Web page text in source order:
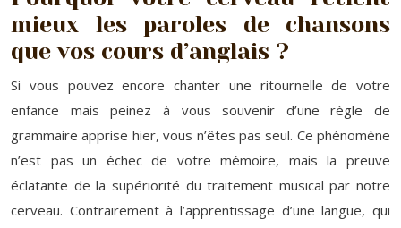
mieux les paroles de chansons
que vos cours d’anglais ?
Si vous pouvez encore chanter une ritournelle de votre
enfance mais peinez à vous souvenir d’une règle de
grammaire apprise hier, vous n’êtes pas seul. Ce phénomène
n’est pas un échec de votre mémoire, mais la preuve
éclatante de la supériorité du traitement musical par notre
cerveau. Contrairement à l’apprentissage d’une langue, qui